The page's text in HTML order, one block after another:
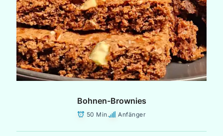
Bohnen-Brownies
50 Min. Anfänger